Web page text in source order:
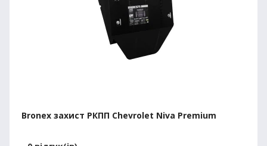
Bronex захист РКПП Chevrolet Niva Premium